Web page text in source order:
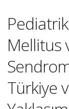
Mellitus
Türkiye